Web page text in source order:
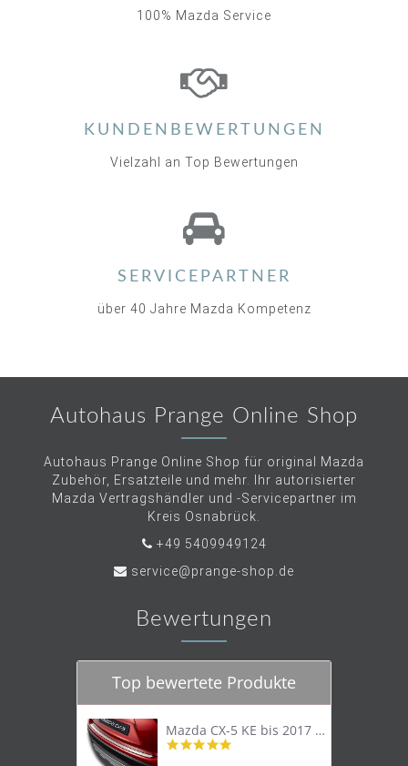
100% Mazda Service
KUNDENBEWERTUNGEN
Vielzahl an Top Bewertungen
SERVICEPARTNER
über 40 Jahre Mazda Kompetenz
Autohaus Prange Online Shop
Autohaus Prange Online Shop für original Mazda
Zubehör, Ersatzteile und mehr. Ihr autorisierter
Mazda Vertragshändler und -Servicepartner im
Kreis Osnabrück.
+49 5409949124
service@prange-shop.de
Bewertungen
Top bewertete Produkte
Mazda CX-5 KE bis 2017 Trittschutzleiste Edelstahl original
4.8